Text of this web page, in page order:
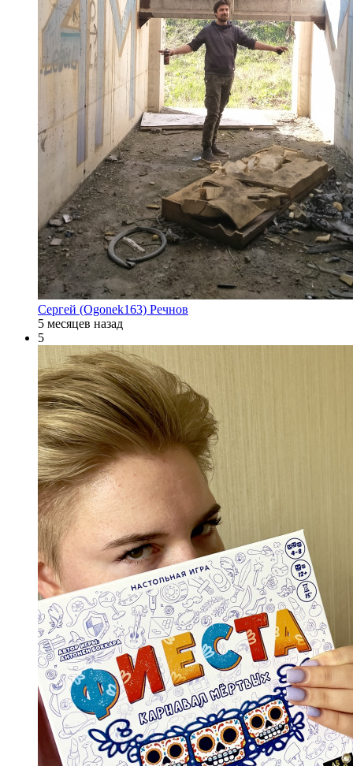
Сергей (Ogonek163) Речнов
5 месяцев назад
5